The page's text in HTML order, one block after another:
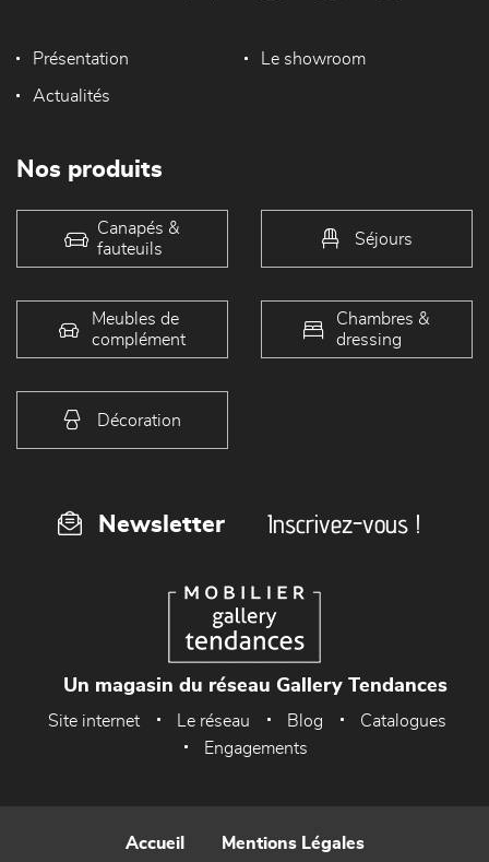
Présentation Le showroom
Actualités
Nos produits
Canapés &
fauteuils
Séjours
Meubles de
complément
Chambres &
dressing
Décoration
Newsletter Inscrivez-vous !
Un magasin du réseau Gallery Tendances
Site internet Le réseau Blog
Catalogues
Engagements
Accueil Mentions Légales